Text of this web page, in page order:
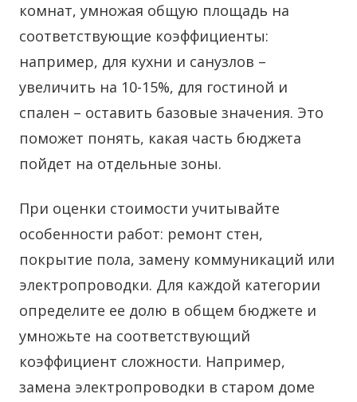
комнат, умножая общую площадь на
соответствующие коэффициенты:
например, для кухни и санузлов –
увеличить на 10-15%, для гостиной и
спален – оставить базовые значения. Это
поможет понять, какая часть бюджета
пойдет на отдельные зоны.
При оценки стоимости учитывайте
особенности работ: ремонт стен,
покрытие пола, замену коммуникаций или
электропроводки. Для каждой категории
определите ее долю в общем бюджете и
умножьте на соответствующий
коэффициент сложности. Например,
замена электропроводки в старом доме